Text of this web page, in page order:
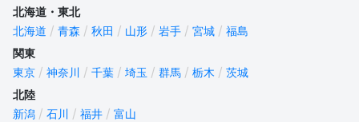
北海道・東北
北海道
青森 秋田 山形 岩手 宮城
福島
関東
東京
神奈川 千葉 埼玉 群馬 栃木
茨城
北陸
新潟
石川 福井
富山